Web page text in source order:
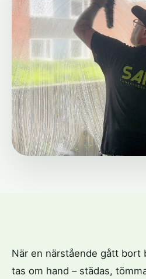
När en närstående gått bort
tas om hand – städas,